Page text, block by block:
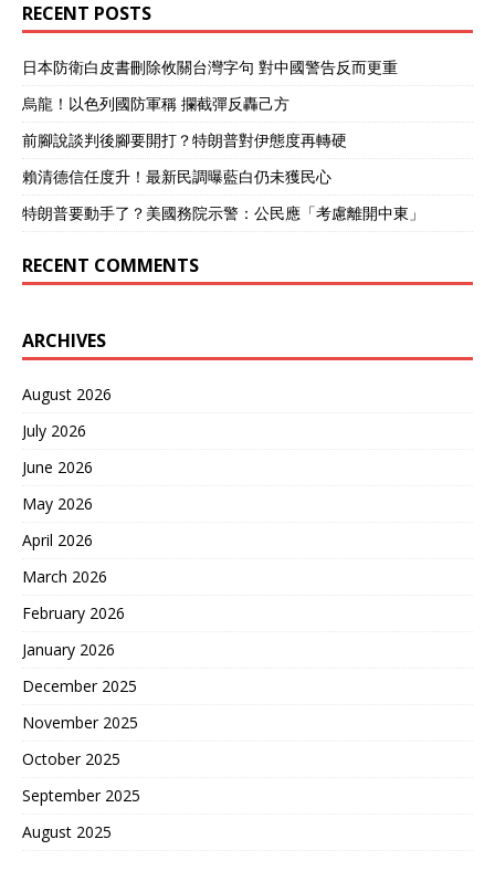
RECENT POSTS
日本防衛白皮書刪除攸關台灣字句 對中國警告反而更重
烏龍！以色列國防軍稱 攔截彈反轟己方
前腳說談判後腳要開打？特朗普對伊態度再轉硬
賴清德信任度升！最新民調曝藍白仍未獲民心
特朗普要動手了？美國務院示警：公民應「考慮離開中東」
RECENT COMMENTS
ARCHIVES
August 2026
July 2026
June 2026
May 2026
April 2026
March 2026
February 2026
January 2026
December 2025
November 2025
October 2025
September 2025
August 2025